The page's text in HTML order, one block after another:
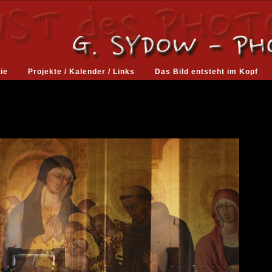
Projekte / Kalender / Links Das Bild entsteht im Kopf